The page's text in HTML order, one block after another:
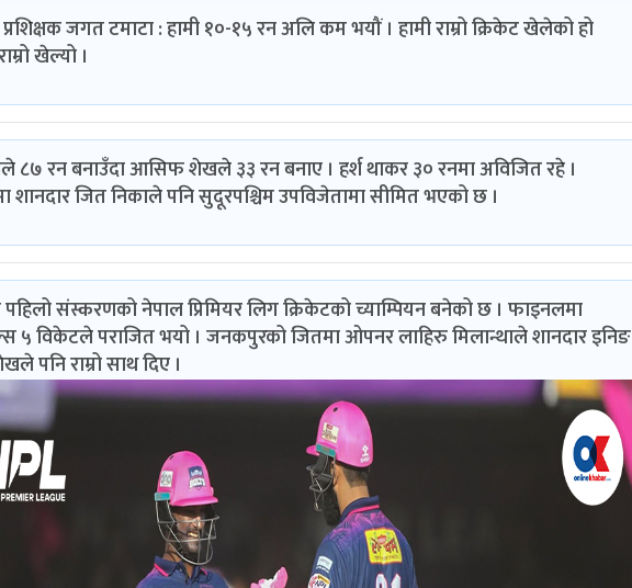
जगत टमाटा : हामी १०-१५ रन अलि कम भयौं । हामी राम्रो क्रिकेट खेलेको हो
खेल्यो ।
८७ रन बनाउँदा आसिफ शेखले ३३ रन बनाए । हर्श थाकर ३० रनमा अविजित रहे ।
जित निकाले पनि सुदूरपश्चिम उपविजेतामा सीमित भएको छ ।
संस्करणको नेपाल प्रिमियर लिग क्रिकेटको च्याम्पियन बनेको छ । फाइनलमा
५ विकेटले पराजित भयो । जनकपुरको जितमा ओपनर लाहिरु मिलान्थाले शानदार इनिङ
राम्रो साथ दिए ।